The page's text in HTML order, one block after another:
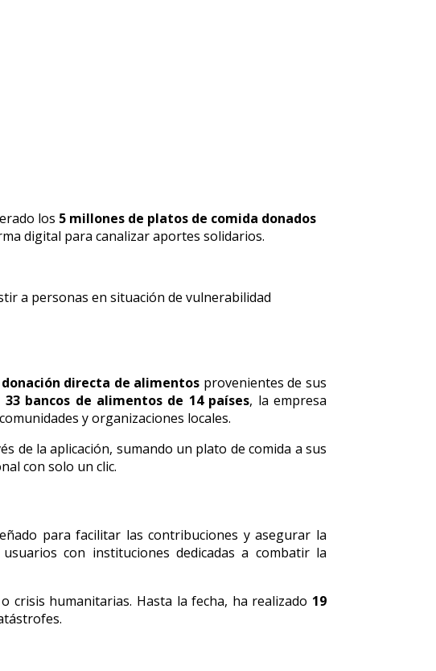
los 5 millones de platos de comida donados
digital para canalizar aportes solidarios.
a personas en situación de vulnerabilidad
donación directa de alimentos provenientes de sus
33 bancos de alimentos de 14 países, la empresa
y organizaciones locales.
de la aplicación, sumando un plato de comida a sus
con solo un clic.
para facilitar las contribuciones y asegurar la
con instituciones dedicadas a combatir la
crisis humanitarias. Hasta la fecha, ha realizado 19